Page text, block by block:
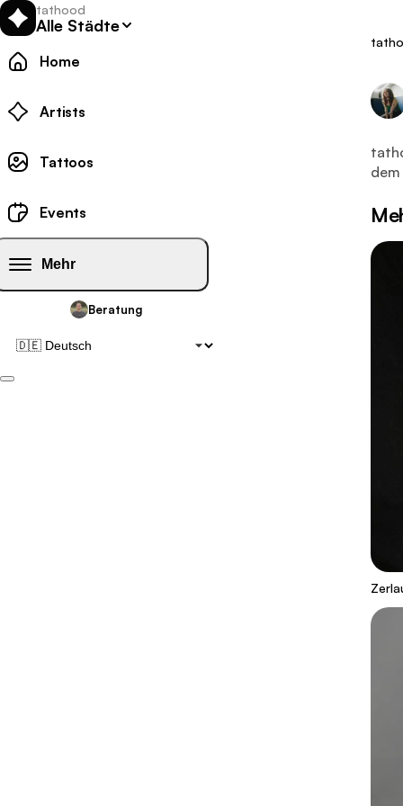
tathood
Alle Städte
Home
Tattoo
Artists
Tattoo-Galerie:
Tattoos
Tattoo-Events:
Events
Mehr
Beratung